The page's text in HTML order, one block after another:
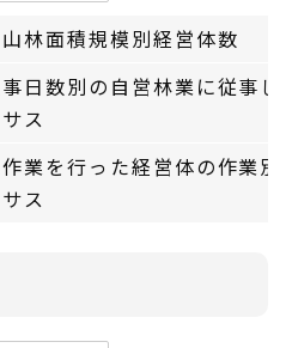
山林面積規模別経営体数
日数別の自営林業に従事し
ス
業を行った経営体の作業別
ス